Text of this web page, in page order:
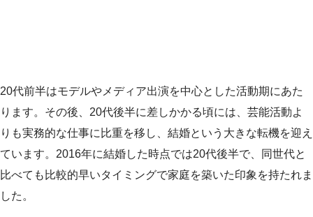
20代前半はモデルやメディア出演を中心とした活動期にあた
ります。その後、20代後半に差しかかる頃には、芸能活動よ
りも実務的な仕事に比重を移し、結婚という大きな転機を迎え
ています。2016年に結婚した時点では20代後半で、同世代と
比べても比較的早いタイミングで家庭を築いた印象を持たれま
した。